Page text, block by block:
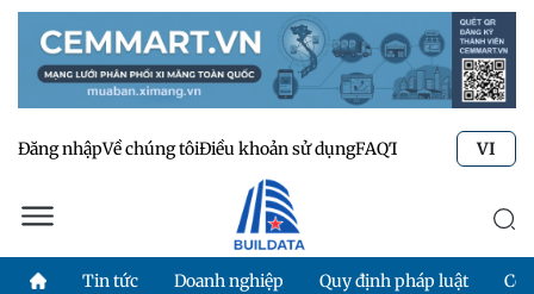
Đăng nhậpVề chúng tôiĐiều khoản sử dụngFAQTư vấn kỹ thuật
VI
Tin tức Doanh nghiệp Quy định pháp luật